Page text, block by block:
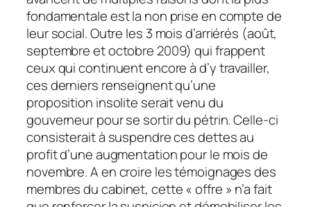
fondamentale est la non prise en compte de
leur social.Outre les 3 mois d’arriérés (août,
septembre et octobre 2009) qui frappent
ceux qui continuent encore à d’y travailler,
ces derniers renseignent qu’une
proposition insolite serait venu du
gouverneur pour se sortir du pétrin. Celle-ci
consisterait à suspendre ces dettes au
profit d’une augmentation pour le mois de
novembre. A en croire les témoignages des
membres du cabinet, cette « offre » n’a fait